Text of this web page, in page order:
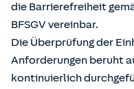
die Barrierefreiheit
BFSGV vereinbar.
Die Überprüfung der
Anforderungen beruht
kontinuierlich